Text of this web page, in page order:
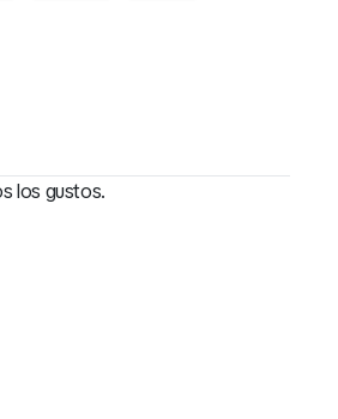
los gustos.